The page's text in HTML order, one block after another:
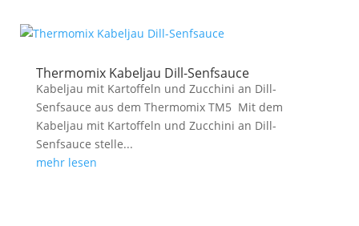
Thermomix Kabeljau Dill-Senfsauce
Kabeljau mit Kartoffeln und Zucchini an Dill-
Senfsauce aus dem Thermomix TM5 Mit dem
Kabeljau mit Kartoffeln und Zucchini an Dill-
Senfsauce stelle...
mehr lesen